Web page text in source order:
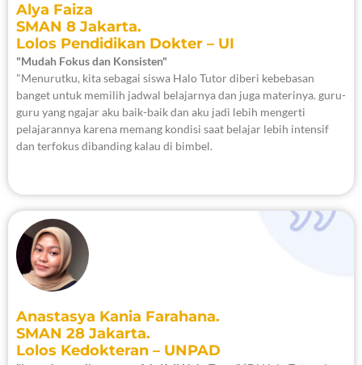
Alya Faiza
SMAN 8 Jakarta.
Lolos Pendidikan Dokter – UI
"Mudah Fokus dan Konsisten"
"Menurutku, kita sebagai siswa Halo Tutor diberi kebebasan
banget untuk memilih jadwal belajarnya dan juga materinya. guru-
guru yang ngajar aku baik-baik dan aku jadi lebih mengerti
pelajarannya karena memang kondisi saat belajar lebih intensif
dan terfokus dibanding kalau di bimbel.
Anastasya Kania Farahana.
SMAN 28 Jakarta.
Lolos Kedokteran – UNPAD